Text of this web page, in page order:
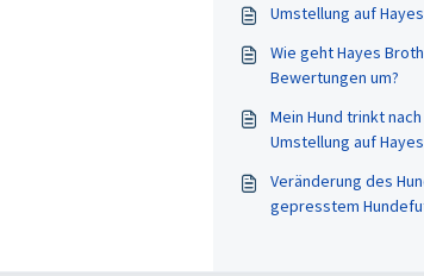
Umstellung auf
Wie geht Hayes
Bewertungen um?
Mein Hund trinkt
Umstellung auf
Veränderung des
gepresstem